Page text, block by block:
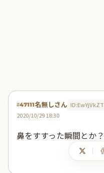
#47111名無しさん ID:EwYjVkZT
2020/10/29 18:30
鼻をすすった瞬間とか？